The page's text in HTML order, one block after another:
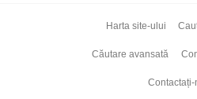
Harta site-ului
Căutare avansată
Contactați-